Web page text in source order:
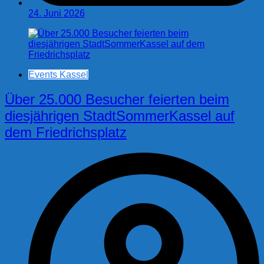
24. Juni 2026
Events Kassel
Über 25.000 Besucher feierten beim
diesjährigen StadtSommerKassel auf
dem Friedrichsplatz